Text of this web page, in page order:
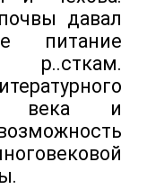
давал
питание
века и